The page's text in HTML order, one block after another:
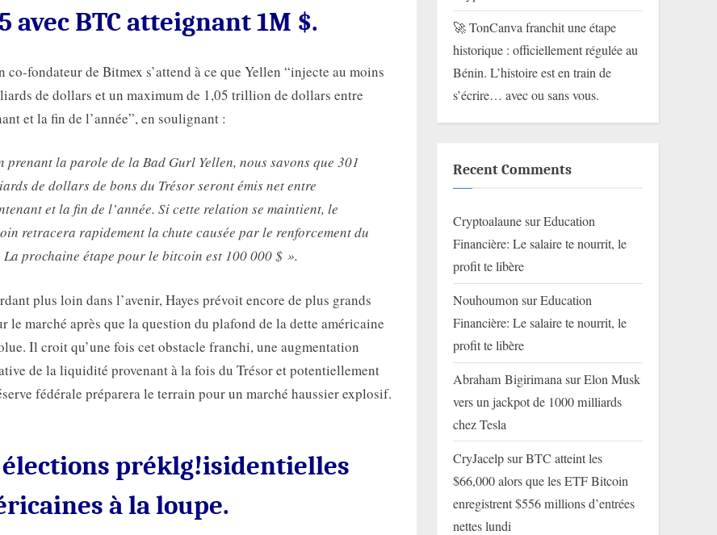
avec BTC atteignant 1M $.
co-fondateur de Bitmex s’attend à ce que Yellen “injecte au moins
de dollars et un maximum de 1,05 trillion de dollars entre
et la fin de l’année”, en soulignant :
prenant la parole de la Bad Gurl Yellen, nous savons que 301
de dollars de bons du Trésor seront émis net entre
et la fin de l’année. Si cette relation se maintient, le
retracera rapidement la chute causée par le renforcement du
La prochaine étape pour le bitcoin est 100 000 $ ».
plus loin dans l’avenir, Hayes prévoit encore de plus grands
le marché après que la question du plafond de la dette américaine
Il croit qu’une fois cet obstacle franchi, une augmentation
de la liquidité provenant à la fois du Trésor et potentiellement
fédérale préparera le terrain pour un marché haussier explosif.
élections préklg!isidentielles
à la loupe.
🚀 TonCanva franchit une étape
historique : officiellement régulée au
Bénin. L’histoire est en train de
s’écrire… avec ou sans vous.
Recent Comments
CryptoalaunesurEducation
Financière: Le salaire te nourrit, le
profit te libère
NouhoumonsurEducation
Financière: Le salaire te nourrit, le
profit te libère
Abraham BigirimanasurElon Musk
vers un jackpot de 1000 milliards
chez Tesla
CryJacelpsurBTC atteint les
$66,000 alors que les ETF Bitcoin
enregistrent $556 millions d’entrées
nettes lundi